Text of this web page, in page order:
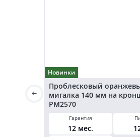
Новинки
Проблесковый
мигалка 140 мм на
PM2570
Гарантия
12 мес.